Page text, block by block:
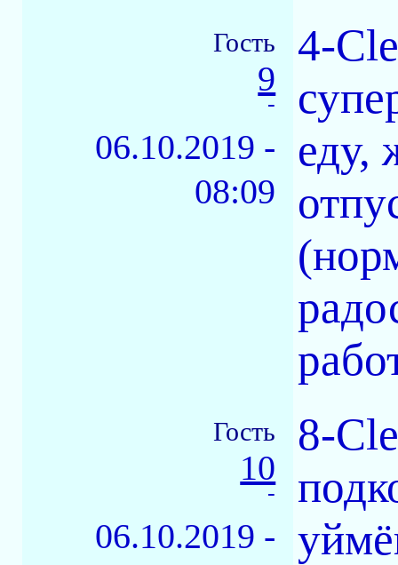
Гость
9
-
06.10.2019 -
08:09
4-
еду,
Гость
10
-
06.10.2019 -
8-